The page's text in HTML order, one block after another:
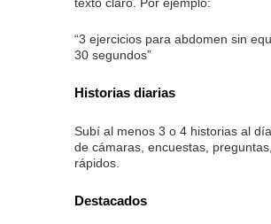
“3 ejercicios para abdomen sin
30 segundos”
Historias diarias
Subí al menos 3 o 4 historias al
de cámaras, encuestas,
rápidos.
Destacados